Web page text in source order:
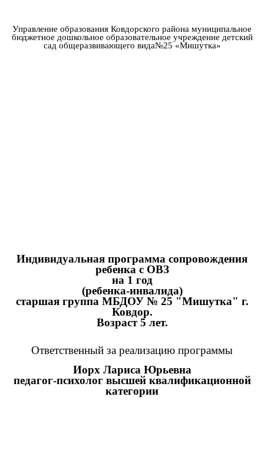
Управление образования Ковдорского района муниципальное
бюджетное дошкольное образовательное учреждение детский
сад общеразвивающего вида№25 «Мишутка»
Индивидуальная программа сопровождения
ребенка с ОВЗ
на 1 год
(ребенка-инвалида)
старшая группа МБДОУ № 25 "Мишутка" г.
Ковдор.
Возраст 5 лет.
Ответственный за реализацию программы
Иорх Лариса Юрьевна
педагог-психолог высшей квалификационной
категории